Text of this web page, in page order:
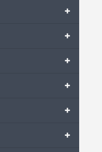
+
+
+
+
+
+